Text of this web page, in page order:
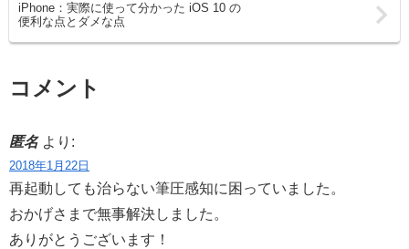
iPhone：実際に使って分かった iOS 10 の
便利な点とダメな点
コメント
匿名 より:
2018年1月22日
再起動しても治らない筆圧感知に困っていました。
おかげさまで無事解決しました。
ありがとうございます！